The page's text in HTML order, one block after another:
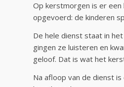
Op kerstmorgen is er
opgevoerd: de kinderen
De hele dienst staat in
gingen ze luisteren en
geloof. Dat is wat het
Na afloop van de dienst